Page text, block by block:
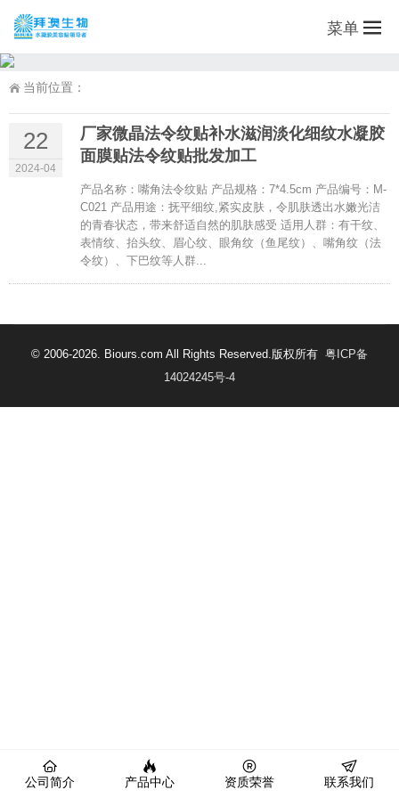
菜单
当前位置：
22
2024-04
厂家微晶法令纹贴补水滋润淡化细纹水凝胶
面膜贴法令纹贴批发加工
产品名称：嘴角法令纹贴 产品规格：7*4.5cm 产品编号：M-
C021 产品用途：抚平细纹,紧实皮肤，令肌肤透出水嫩光洁
的青春状态，带来舒适自然的肌肤感受 适用人群：有干纹、
表情纹、抬头纹、眉心纹、眼角纹（鱼尾纹）、嘴角纹（法
令纹）、下巴纹等人群...
© 2006-2026. Biours.com All Rights Reserved.版权所有 粤ICP备
14024245号-4
公司简介 产品中心 资质荣誉 联系我们